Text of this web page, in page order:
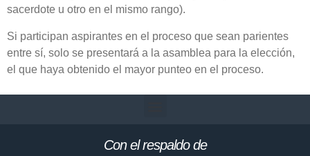
sacerdote u otro en el mismo rango).
Si participan aspirantes en el proceso que sean parientes
entre sí, solo se presentará a la asamblea para la elección,
el que haya obtenido el mayor punteo en el proceso.
Con el respaldo de